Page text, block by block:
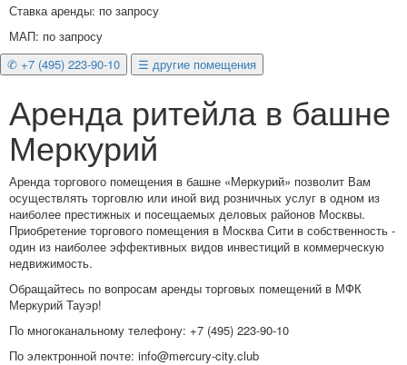
Ставка аренды: по запросу
МАП: по запросу
✆ +7 (495) 223-90-10
☰ другие помещения
Аренда ритейла в башне
Меркурий
Аренда торгового помещения в башне «Меркурий» позволит Вам
осуществлять торговлю или иной вид розничных услуг в одном из
наиболее престижных и посещаемых деловых районов Москвы.
Приобретение торгового помещения в Москва Сити в собственность -
один из наиболее эффективных видов инвестиций в коммерческую
недвижимость.
Обращайтесь по вопросам аренды торговых помещений в МФК
Меркурий Тауэр!
По многоканальному телефону: +7 (495) 223-90-10
По электронной почте: info@mercury-city.club